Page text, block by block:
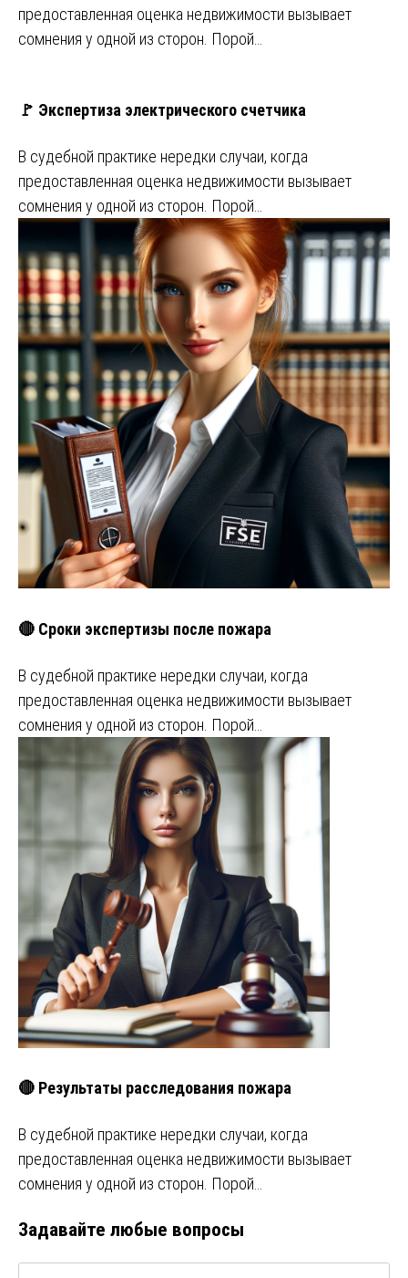
предоставленная оценка недвижимости вызывает
сомнения у одной из сторон. Порой…
🚩 Экспертиза электрического счетчика
В судебной практике нередки случаи, когда
предоставленная оценка недвижимости вызывает
сомнения у одной из сторон. Порой…
🔴 Сроки экспертизы после пожара
В судебной практике нередки случаи, когда
предоставленная оценка недвижимости вызывает
сомнения у одной из сторон. Порой…
🔴 Результаты расследования пожара
В судебной практике нередки случаи, когда
предоставленная оценка недвижимости вызывает
сомнения у одной из сторон. Порой…
Задавайте любые вопросы